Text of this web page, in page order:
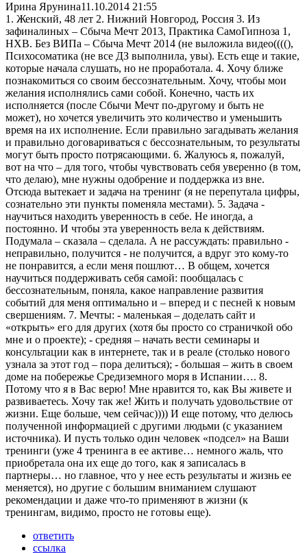
Ирина Ярунина11.10.2014 21:55
1. Женский, 48 лет 2. Нижний Новгород, Россия 3. Из
зафиналиных – Сбыча Мечт 2013, Практика СамоГипноза 1,
НХВ. Без ВИПа – Сбыча Мечт 2014 (не выложила видео((((),
Психосоматика (не все ДЗ выполнила, увы). Есть еще и такие,
которые начала слушать, но не проработала. 4. Хочу ближе
познакомиться со своим бессознательным. Хочу, чтобы мои
желания исполнялись сами собой. Конечно, часть их
исполняется (после Сбычи Мечт по-другому и быть не
может), но хочется увеличить это количество и уменьшить
время на их исполнение. Если правильно загадывать желания
и правильно договариваться с бессознательным, то результаты
могут быть просто потрясающими. 6. Жалуюсь я, пожалуй,
вот на что – для того, чтобы чувствовать себя уверенно (в том,
что делаю), мне нужны одобрение и поддержка из вне.
Отсюда вытекает и задача на тренинг (я не перепутала цифры,
сознательно эти пункты поменяла местами). 5. Задача -
научиться находить уверенность в себе. Не иногда, а
постоянно. И чтобы эта уверенность вела к действиям.
Подумала – сказала – сделала. А не рассуждать: правильно -
неправильно, получится - не получится, а вдруг это кому-то
не понравится, а если меня пошлют… В общем, хочется
научиться поддерживать себя самой: пообщалась с
бессознательным, поняла, какое направление развития
событий для меня оптимально и – вперед и с песней к новым
свершениям. 7. Мечты: - маленькая – доделать сайт и
«открыть» его для других (хотя бы просто со страничкой обо
мне и о проекте); - средняя – начать вести семинары и
консультации как в интернете, так и в реале (столько нового
узнала за этот год – пора делиться); - большая – жить в своем
доме на побережье Средиземного моря в Испании…. 8.
Потому что я в Вас верю! Мне нравится то, как Вы живете и
развиваетесь. Хочу так же! Жить и получать удовольствие от
жизни. Еще больше, чем сейчас)))) И еще потому, что делюсь
полученной информацией с другими людьми (с указанием
источника). И пусть только один человек «подсел» на Ваши
тренинги (уже 4 тренинга в ее активе… немного жаль, что
приобретала она их еще до того, как я записалась в
партнеры… но главное, что у нее есть результаты и жизнь ее
меняется), но другие с большим вниманием слушают
рекомендации и даже что-то применяют в жизни (к
тренингам, видимо, просто не готовы еще).
ответить
ссылка